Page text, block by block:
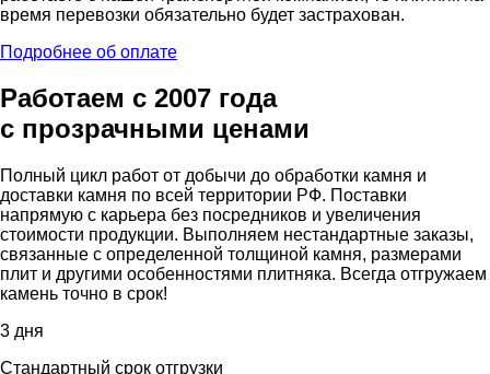
время перевозки обязательно будет застрахован.
Подробнее об оплате
Работаем с 2007 года
с прозрачными ценами
Полный цикл работ от добычи до обработки камня и
доставки камня по всей территории РФ. Поставки
напрямую с карьера без посредников и увеличения
стоимости продукции. Выполняем нестандартные заказы,
связанные с определенной толщиной камня, размерами
плит и другими особенностями плитняка. Всегда отгружаем
камень точно в срок!
3 дня
Стандартный срок отгрузки